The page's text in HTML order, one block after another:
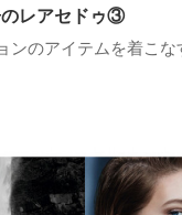
レアセドゥ③
ンのアイテムを着こな